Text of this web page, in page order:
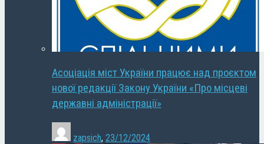
Асоціація міст України працює над проєктом
нової редакції Закону України «Про місцеві
державні адміністрації»
zapsich, 23/12/2024